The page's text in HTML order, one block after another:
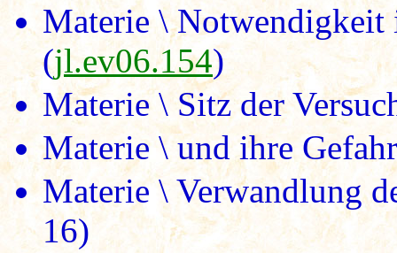
Materie \ Notwendigkeit
(jl.ev06.154)
Materie \ Sitz der
Materie \ und ihre
Materie \ Verwandlung
16)